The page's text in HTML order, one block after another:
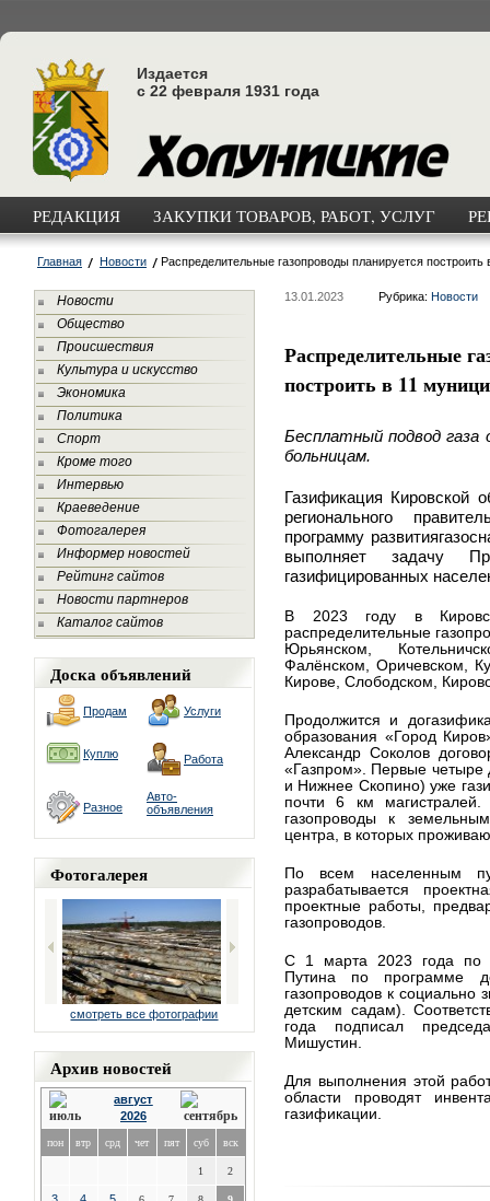
Издается
с 22 февраля 1931 года
РЕДАКЦИЯ ЗАКУПКИ ТОВАРОВ, РАБОТ, УСЛУГ
Главная Новости Распределительные газопроводы планируется
Новости
Общество
Происшествия
Культура и искусство
Экономика
Политика
Спорт
Кроме того
Интервью
Краеведение
Фотогалерея
Информер новостей
Рейтинг сайтов
Новости партнеров
Каталог сайтов
Доска объявлений
Продам Услуги
Куплю Работа
Разное
Авто-
объявления
Фотогалерея
смотреть все фотографии
Архив новостей
август
2026
пон втр срд чет пят суб вск
1 2
13.01.2023 Рубрика: Новости
Распределительные
построить в 11
Бесплатный подвод газа
больницам.
Газификация Кировской
регионального
программу развития
выполняет
задачу
газифицированных
В 2023 году в
распределительные
Юрьянском,
Фалёнском, Оричевском,
Кирове, Слободском,
Продолжится и
образования «Город
Александр Соколов
«Газпром». Первые
и Нижнее Скопино) уже
почти 6 км
газопроводы к
центра, в которых
По всем населенным
разрабатывается
проектные работы,
газопроводов.
С 1 марта 2023 года по
Путина по программе
газопроводов к
детским садам).
года подписал
Мишустин.
Для выполнения этой
области проводят
газификации.